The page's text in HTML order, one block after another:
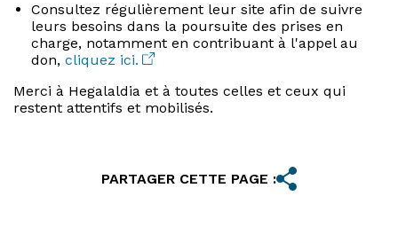
Consultez régulièrement leur site afin de suivre
leurs besoins dans la poursuite des prises en
charge, notamment en contribuant à l'appel au
don, cliquez ici.
Merci à Hegalaldia et à toutes celles et ceux qui
restent attentifs et mobilisés.
PARTAGER CETTE PAGE :